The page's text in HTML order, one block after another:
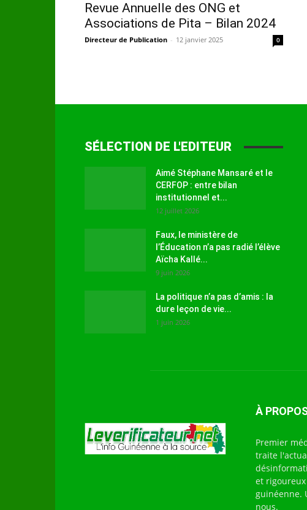
Revue Annuelle des ONG et
Associations de Pita – Bilan 2024
Directeur de Publication - 12 janvier 2025 0
SÉLECTION DE L'EDITEUR
Aimé Stéphane Mansaré et le
CERFOP : entre bilan
institutionnel et...
12 juillet 2026
Faux, le ministère de
l’Éducation n’a pas radié l’élève
Aïcha Kallé...
9 juin 2026
La politique n’a pas d’amis : la
dure leçon de vie...
1 juin 2026
À
Premier
traite
et
guinéenne.
nous.